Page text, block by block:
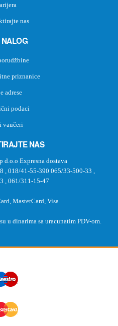
nas
priznanice
adrese
podaci
vaučeri
NAS
d.o.o Expresna dostava
018/41-55-390 065/33-500-33
061/311-15-47
MasterCard, Visa.
u dinarima sa uracunatim PDV-om.